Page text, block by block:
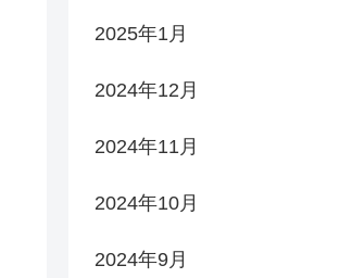
2025年1月
2024年12月
2024年11月
2024年10月
2024年9月